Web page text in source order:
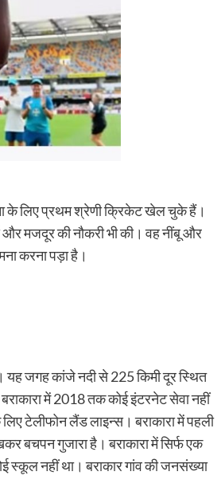
के लिए प्रथम श्रेणी क्रिकेट खेल चुके हैं।
और मजदूर की नौकरी भी की। वह नींबू और
करना पड़ा है।
यह जगह कांजे नदी से 225 किमी दूर स्थित
में 2018 तक कोई इंटरनेट सेवा नहीं
टेलीफोन लैंड लाइन्स। बराकारा में पहली
बचपन गुजारा है। बराकारा में सिर्फ एक
स्कूल नहीं था। बराकार गांव की जनसंख्या